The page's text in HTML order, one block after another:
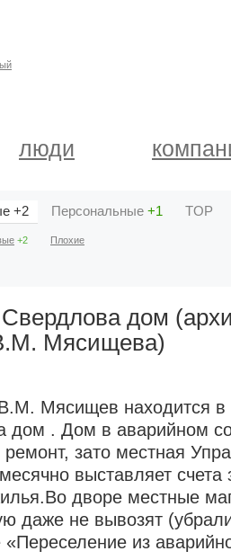
люди
+2
+2 Плохие
Персональные +1 TOP
дом
Мясищева)
Мясищев находится в
дом . Дом в аварийном
ремонт, зато местная
выставляет счета
дворе местные
даже не вывозят
из